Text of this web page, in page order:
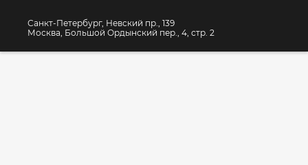
Санкт-Петербург, Невский пр., 139
Москва, Большой Ордынский пер., 4, стр. 2